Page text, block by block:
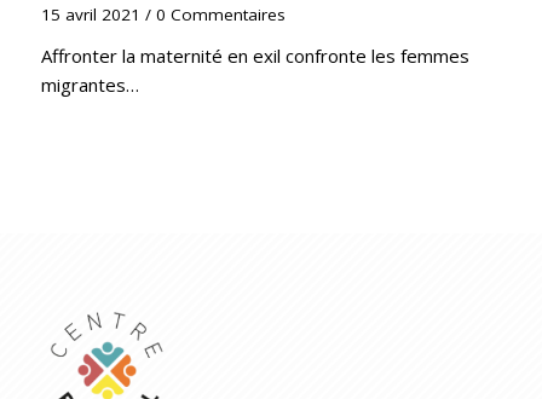
15 avril 2021 / 0 Commentaires
Affronter la maternité en exil confronte les femmes
migrantes…